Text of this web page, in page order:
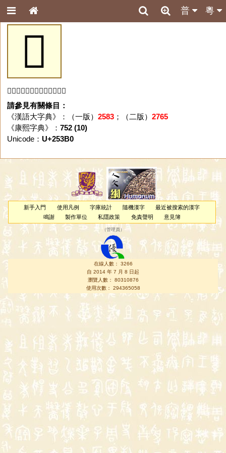
粵
普
𥎰
「𥎰」字未收錄於本資料庫。
請參見有關條目：
《漢語大字典》：（一版） 2583；（二版） 2765
《康熙字典》： 752 (10)
Unicode： U+253B0
新手入門 使用凡例 字庫統計 隨機漢字
最近被搜索的漢字
鳴謝
製作單位 私隱政策 免責聲明 意見簿
（管理員 ）
在線人數： 3266
自 2014 年 7 月 8 日起
瀏覽人數： 80310876
使用次數： 294365058